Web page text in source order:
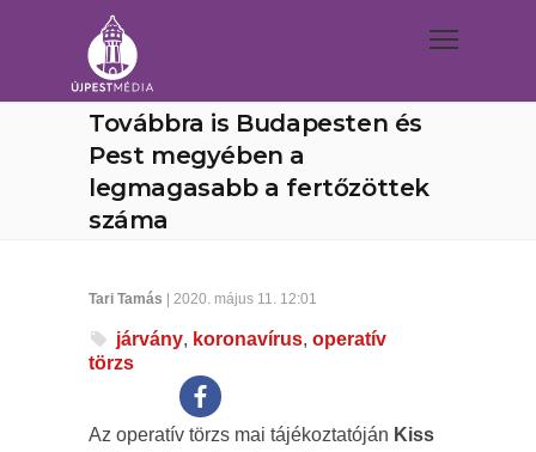
Továbbra is Budapesten és
Pest megyében a
legmagasabb a fertőzöttek
száma
Tari Tamás | 2020. május 11. 12:01
járvány, koronavírus, operatív
törzs
Az operatív törzs mai tájékoztatóján Kiss